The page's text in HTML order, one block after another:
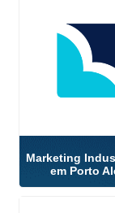
Marketing
em Porto